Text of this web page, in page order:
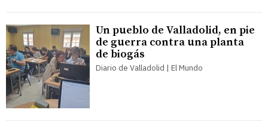
Un pueblo de Valladolid, en pie
de guerra contra una planta
de biogás
Diario de Valladolid | El Mundo